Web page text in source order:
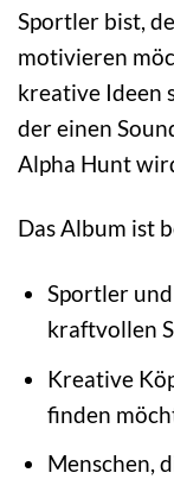
Sportler bist,
motivieren
kreative Ideen
der einen
Alpha Hunt
Das Album ist
Sportler
kraftvollen
Kreative
finden
Menschen,